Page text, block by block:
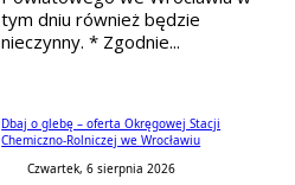
tym dniu również będzie
nieczynny. * Zgodnie...
Dbaj o glebę – oferta Okręgowej Stacji
Chemiczno-Rolniczej we Wrocławiu
Czwartek, 6 sierpnia 2026